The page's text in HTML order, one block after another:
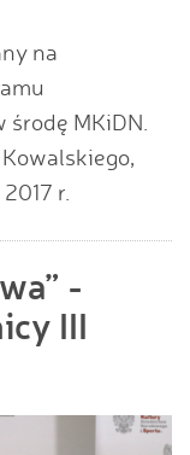
na
środę MKiDN.
r.
-
III